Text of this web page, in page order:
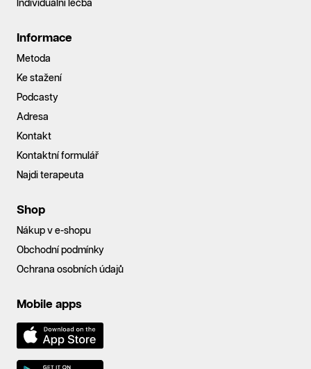
Individuální léčba
Informace
Metoda
Ke stažení
Podcasty
Adresa
Kontakt
Kontaktní formulář
Najdi terapeuta
Shop
Nákup v e-shopu
Obchodní podmínky
Ochrana osobních údajů
Mobile apps